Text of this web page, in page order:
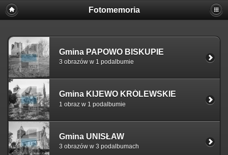
Fotomemoria
Gmina PAPOWO BISKUPIE
3 obrazów w 1 podalbumie
Gmina KIJEWO KRÓLEWSKIE
1 obraz w 1 podalbumie
Gmina UNISŁAW
3 obrazów w 3 podalbumach